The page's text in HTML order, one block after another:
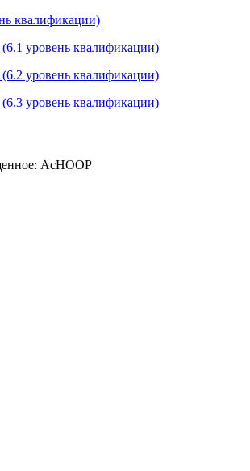
квалификации)
уровень квалификации)
уровень квалификации)
уровень квалификации)
АсНООР